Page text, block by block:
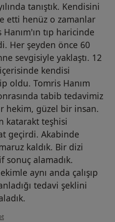
tanıştık. Kendisini
etti henüz o zamanlar
tıp haricinde
Her şeyden önce 60
sevgisiyle yaklaştı. 12
kendisi
oldu. Tomris Hanım
tabib tedavimiz
hekim, güzel bir insan.
katarakt teşhisi
geçirdi. Akabinde
kaldık. Bir dizi
sonuç alamadık.
aynı anda çalışıp
tedavi şeklini
göre h....